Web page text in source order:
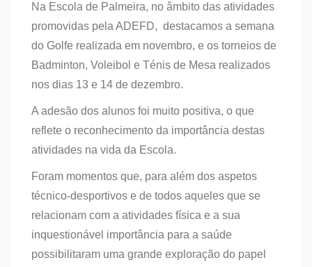
Na Escola de Palmeira, no âmbito das atividades
promovidas pela ADEFD, destacamos a semana
do Golfe realizada em novembro, e os torneios de
Badminton, Voleibol e Ténis de Mesa realizados
nos dias 13 e 14 de dezembro.
A adesão dos alunos foi muito positiva, o que
reflete o reconhecimento da importância destas
atividades na vida da Escola.
Foram momentos que, para além dos aspetos
técnico-desportivos e de todos aqueles que se
relacionam com a atividades física e a sua
inquestionável importância para a saúde
possibilitaram uma grande exploração do papel